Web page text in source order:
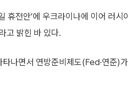
휴전안’에 우크라이나에 이어 러
고 밝힌 바 있다.
나면서 연방준비제도(Fed·연준)가